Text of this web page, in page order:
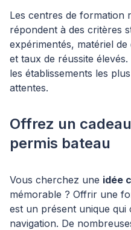
Les centres de formation
répondent à des critères
expérimentés, matériel
et taux de réussite
les établissements les
attentes.
Offrez un
permis bateau
Vous cherchez une idée
mémorable ? Offrir une
est un présent unique
navigation. De